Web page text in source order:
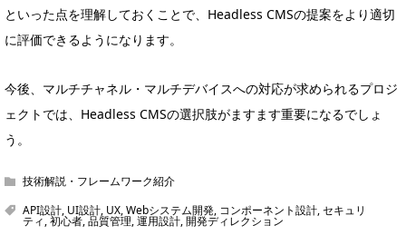
といった点を理解しておくことで、Headless CMSの提案をより適切
に評価できるようになります。
今後、マルチチャネル・マルチデバイスへの対応が求められるプロジ
ェクトでは、Headless CMSの選択肢がますます重要になるでしょ
う。
技術解説・フレームワーク紹介
API設計, UI設計, UX,Webシステム開発, コンポーネント設計,セキュリ
ティ,初心者,品質管理,運用設計,開発ディレクション